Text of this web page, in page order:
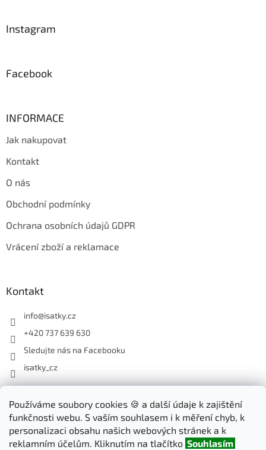
Používáme soubory cookies 🍪 a další údaje k zajištění
funkčnosti webu. S vaším souhlasem i k měření chyb, k
personalizaci obsahu našich webových stránek a k
reklamním účelům. Kliknutím na tlačítko Souhlasím
Instagram
Facebook
INFORMACE
Jak nakupovat
Kontakt
O nás
Obchodní podmínky
Ochrana osobních údajů GDPR
Vrácení zboží a reklamace
Kontakt
info@isatky.cz
+420 737 639 630
Sledujte nás na Facebooku
isatky_cz
Odebírat newsletter
Vložte svůj e-mail a my vám budeme zasílat informace o nových
produktech na našem e-shopu.